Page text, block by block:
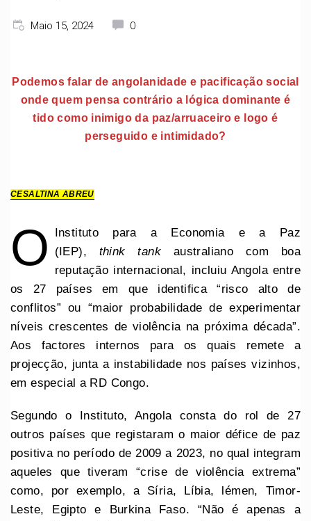
Maio 15, 2024 0
Podemos falar de angolanidade e pacificação social
onde quem pensa contrário a lógica dominante é
tido como inimigo da paz/arruaceiro e logo é
perseguido e intimidado?
CESALTINA ABREU
O
Instituto para a Economia e a Paz
(IEP), think tank australiano com boa
reputação internacional, incluiu Angola entre
os 27 países em que identifica “risco alto de
conflitos” ou “maior probabilidade de experimentar
níveis crescentes de violência na próxima década”.
Aos factores internos para os quais remete a
projecção, junta a instabilidade nos países vizinhos,
em especial a RD Congo.
Segundo o Instituto, Angola consta do rol de 27
outros países que registaram o maior défice de paz
positiva no período de 2009 a 2023, no qual integram
aqueles que tiveram “crise de violência extrema”
como, por exemplo, a Síria, Líbia, lémen, Timor-
Leste, Egipto e Burkina Faso. “Não é apenas a